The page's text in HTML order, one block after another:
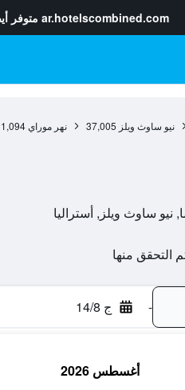
ar.hotelscombined.com متوفر
نيو ساوث ويلز 37,005 نهر موراي 1,094
- ج 14/8
أغسطس 2026